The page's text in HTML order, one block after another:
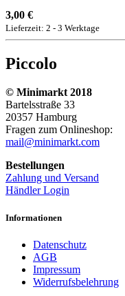
3,00 €
Lieferzeit: 2 - 3 Werktage
Piccolo
© Minimarkt 2018
Bartelsstraße 33
20357 Hamburg
Fragen zum Onlineshop:
mail@minimarkt.com
Bestellungen
Zahlung und Versand
Händler Login
Informationen
Datenschutz
AGB
Impressum
Widerrufsbelehrung